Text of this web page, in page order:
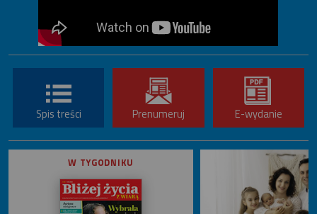
Spis treści Prenumeruj E-wydanie
W TYGODNIKU